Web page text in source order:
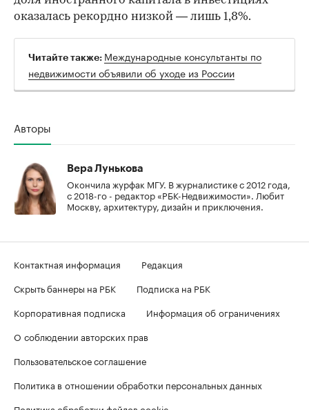
оказалась рекордно низкой — лишь 1,8%.
Читайте также: Международные консультанты по
недвижимости объявили об уходе из России
Авторы
Вера Лунькова
Окончила журфак МГУ. В журналистике с 2012 года,
с 2018-го - редактор «РБК-Недвижимости». Любит
Москву, архитектуру, дизайн и приключения.
Контактная информация
Редакция
Скрыть баннеры на РБК
Подписка на РБК
Корпоративная подписка
Информация об ограничениях
О соблюдении авторских прав
Пользовательское соглашение
Политика в отношении обработки персональных данных